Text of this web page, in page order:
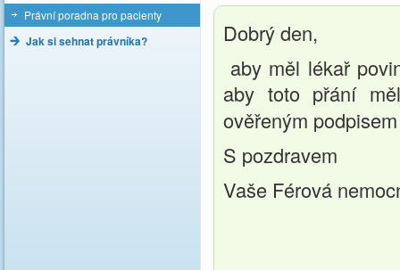
Právní poradna pro pacienty
Jak si sehnat právníka?
Dobrý den,
aby měl lékař
aby toto přání
ověřeným
S pozdravem
Vaše Férová